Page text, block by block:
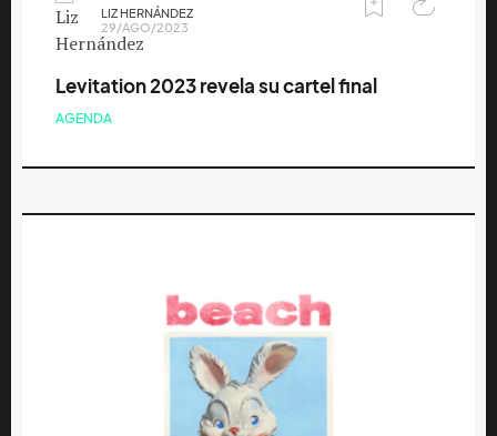
LIZ HERNÁNDEZ
29/AGO/2023
Levitation 2023 revela su cartel final
AGENDA